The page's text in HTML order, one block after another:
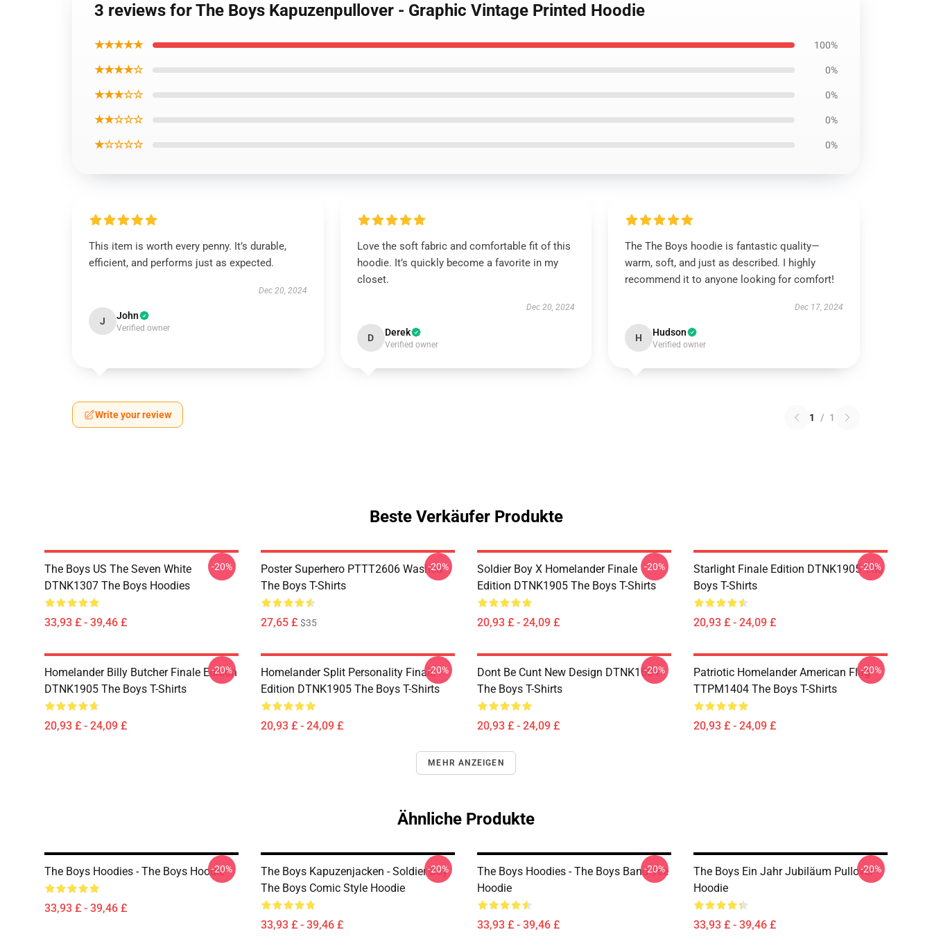
3 reviews for The Boys Kapuzenpullover - Graphic Vintage Printed Hoodie
★★★★★ 100%
★★★★☆ 0%
★★★☆☆ 0%
★★☆☆☆ 0%
★☆☆☆☆ 0%
This item is worth every penny. It’s durable,
efficient, and performs just as expected.
Dec 20, 2024
J John
Verified owner
Love the soft fabric and comfortable fit of this
hoodie. It’s quickly become a favorite in my
closet.
Dec 20, 2024
D Derek
Verified owner
The The Boys hoodie is fantastic quality—
warm, soft, and just as described. I highly
recommend it to anyone looking for comfort!
Dec 17, 2024
H Hudson
Verified owner
Write your review 1 / 1
Beste Verkäufer Produkte
The Boys US The Seven White
DTNK1307 The Boys Hoodies
33,93 £ - 39,46 £
-20%
Poster Superhero PTTT2606 Washed
The Boys T-Shirts
27,65 £ $35
-20%
Soldier Boy X Homelander Finale
Edition DTNK1905 The Boys T-Shirts
20,93 £ - 24,09 £
-20%
Starlight Finale Edition DTNK1905 The
Boys T-Shirts
20,93 £ - 24,09 £
-20%
Homelander Billy Butcher Finale Edition
DTNK1905 The Boys T-Shirts
20,93 £ - 24,09 £
-20%
Homelander Split Personality Finale
Edition DTNK1905 The Boys T-Shirts
20,93 £ - 24,09 £
-20%
Dont Be Cunt New Design DTNK1604
The Boys T-Shirts
20,93 £ - 24,09 £
-20%
Patriotic Homelander American Flag
TTPM1404 The Boys T-Shirts
20,93 £ - 24,09 £
-20%
MEHR ANZEIGEN
Ähnliche Produkte
The Boys Hoodies - The Boys Hoodie
33,93 £ - 39,46 £
-20%
The Boys Kapuzenjacken - Soldier Boy
The Boys Comic Style Hoodie
33,93 £ - 39,46 £
-20%
The Boys Hoodies - The Boys Band Tee
Hoodie
33,93 £ - 39,46 £
-20%
The Boys Ein Jahr Jubiläum Pullover
Hoodie
33,93 £ - 39,46 £
-20%